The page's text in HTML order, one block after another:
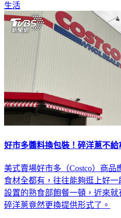
生活
好市多醬料換包裝！碎洋蔥不
美式賣場好市多（Costco）商
食材全都有，往往能夠逛上好
設置的熟食部飽餐一頓，近來
碎洋蔥竟然更換提供形式了。